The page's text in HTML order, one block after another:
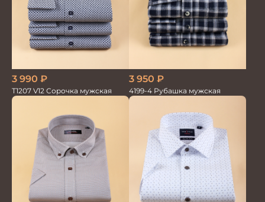
3 990 ₽
T1207 V12 Сорочка мужская
3 950 ₽
4199-4 Рубашка мужская